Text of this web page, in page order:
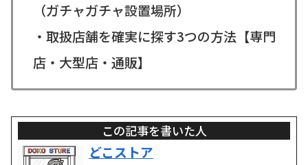
（ガチャガチャ設置場所）
・取扱店舗を確実に探す3つの方法【専門
店・大型店・通販】
この記事を書いた人
どこストア